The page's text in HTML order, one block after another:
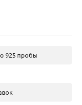
925 пробы